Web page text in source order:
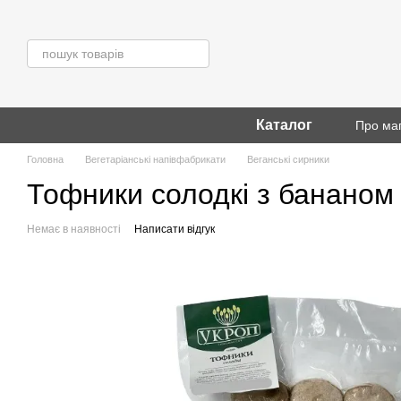
Каталог Про
Головна Вегетаріанські напівфабрикати Веганські сирники
Тофники солодкі з
Немає в наявності Написати відгук